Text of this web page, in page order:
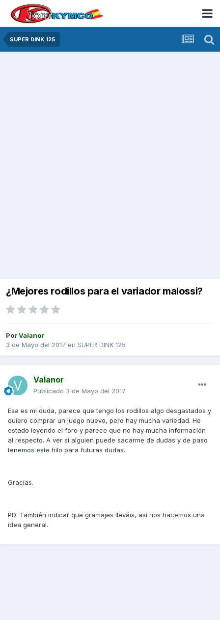
SUPER DINK 125
¿Mejores rodillos para el variador malossi?
PorValanor
3 de Mayo del 2017 en SUPER DINK 125
Valanor
Publicado 3 de Mayo del 2017
Esa es mi duda, parece que tengo los rodillos algo desgastados y
quiero comprar un juego nuevo, pero hay mucha variedad. He
estado leyendo el foro y parece que no hay mucha información
al respecto. A ver si alguien puede sacarme de dudas y de paso
tenemos este hilo para futuras dudas.
Gracias.
PD: También indicar que gramajes lleváis, así nos hacemos una
idea general.